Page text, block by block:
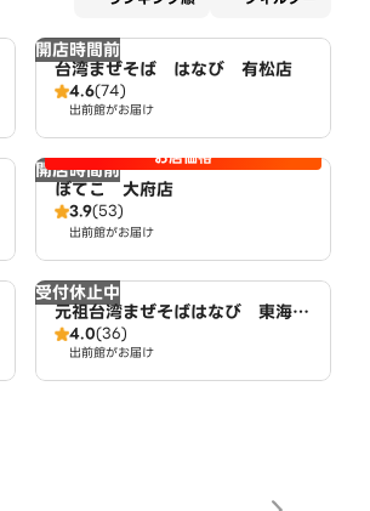
開店時間前
台湾まぜそば はなび 有松店
4.6(74)
出前館がお届け
開店時間前 お店価格
ぼてこ 大府店
3.9(53)
出前館がお届け
受付休止中
元祖台湾まぜそばはなび 東海荒
尾店
4.0(36)
出前館がお届け